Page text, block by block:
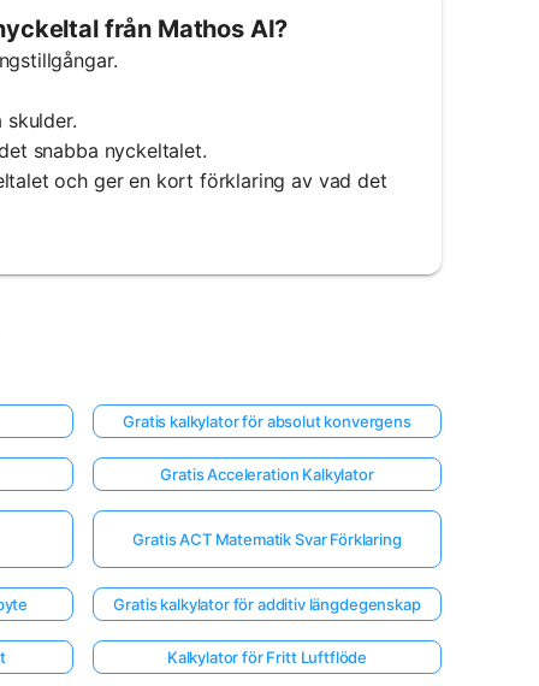
från Mathos AI?
snabba nyckeltalet.
och ger en kort förklaring av vad det
Gratis kalkylator för absolut konvergens
Gratis Acceleration Kalkylator
Gratis ACT Matematik Svar Förklaring
Gratis kalkylator för additiv längdegenskap
Kalkylator för Fritt Luftflöde